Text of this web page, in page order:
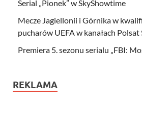
Serial „Pionek” w SkyShowtime
Mecze Jagiellonii i Górnika w
pucharów UEFA w kanałach Polsat
Premiera 5. sezonu serialu „FBI:
REKLAMA